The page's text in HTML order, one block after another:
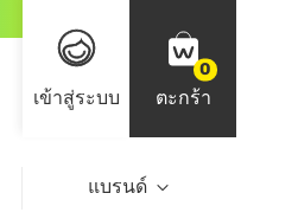
เข้าสู่ระบบ
0
ตะกร้า
ไลฟ์สไตล์ Top Brands
แบรนด์